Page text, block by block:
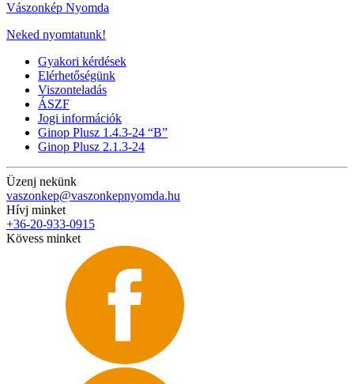
Vászonkép Nyomda
Neked nyomtatunk!
Gyakori kérdések
Elérhetőségünk
Viszonteladás
ÁSZF
Jogi információk
Ginop Plusz 1.4.3-24 “B”
Ginop Plusz 2.1.3-24
Üzenj nekünk
vaszonkep@vaszonkepnyomda.hu
Hívj minket
+36-20-933-0915
Kövess minket